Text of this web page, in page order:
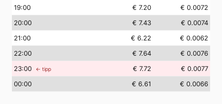
19:00 € 7.20
€ 0.0072
20:00 € 7.43
€ 0.0074
21:00 € 6.22
€ 0.0062
22:00 € 7.64
€ 0.0076
23:00 ← tipp € 7.72
€ 0.0077
00:00 € 6.61 € 0.0066